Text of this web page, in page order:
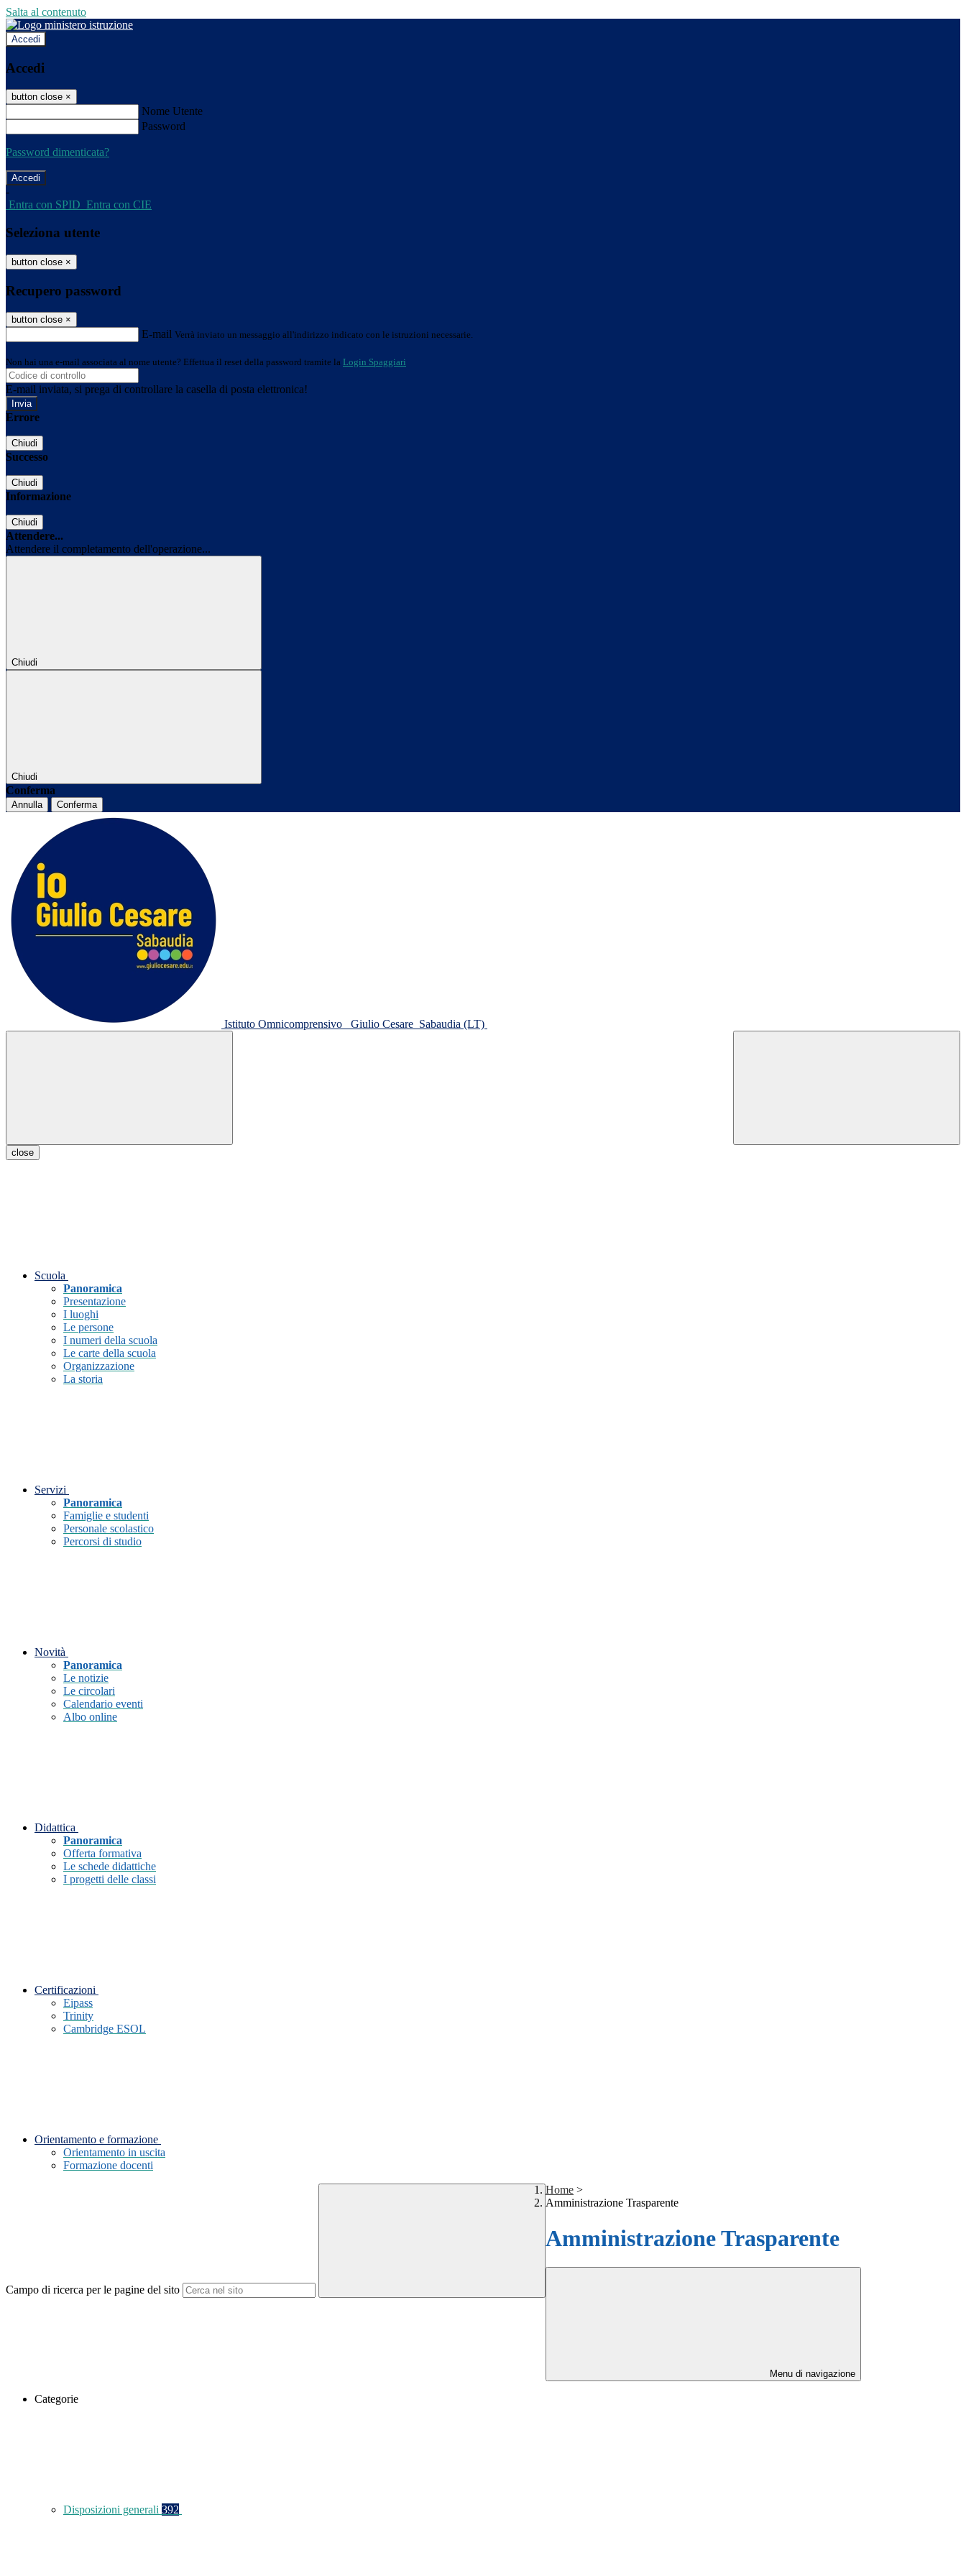
Salta al contenuto
Accedi
Accedi
button close ×
Nome Utente
Password
Password dimenticata?
-
Entra con SPID Entra con CIE
Seleziona utente
button close ×
Recupero password
button close ×
E-mail Verrà inviato un messaggio all'indirizzo indicato con le istruzioni necessarie.
Non hai una e-mail associata al nome utente? Effettua il reset della password tramite la Login Spaggiari
E-mail inviata, si prega di controllare la casella di posta elettronica!
Errore
Chiudi
Successo
Chiudi
Informazione
Chiudi
Attendere...
Attendere il completamento dell'operazione...
Chiudi
Chiudi
Conferma
Annulla Conferma
Istituto Omnicomprensivo Giulio Cesare Sabaudia (LT)
close
Scuola
Panoramica
Presentazione
I luoghi
Le persone
I numeri della scuola
Le carte della scuola
Organizzazione
La storia
Servizi
Panoramica
Famiglie e studenti
Personale scolastico
Percorsi di studio
Novità
Panoramica
Le notizie
Le circolari
Calendario eventi
Albo online
Didattica
Panoramica
Offerta formativa
Le schede didattiche
I progetti delle classi
Certificazioni
Eipass
Trinity
Cambridge ESOL
Orientamento e formazione
Orientamento in uscita
Formazione docenti
Campo di ricerca per le pagine del sito
Home >
Amministrazione Trasparente
Amministrazione Trasparente
Menu di navigazione
Categorie
Disposizioni generali 392